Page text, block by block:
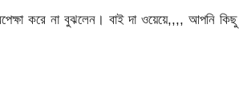
করে না বুঝলেন। বাই দা ওয়েয়ে,,,, আপনি কিছু